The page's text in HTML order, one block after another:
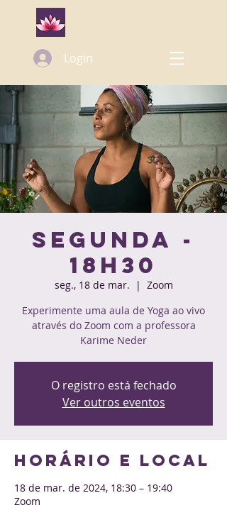
Login
Segunda -
18h30
seg., 18 de mar.
  |
Zoom
Experimente uma aula de Yoga ao vivo
através do Zoom com a professora
Karime Neder
O registro está fechado
Ver outros eventos
Horário e local
18 de mar. de 2024, 18:30 – 19:40
Zoom